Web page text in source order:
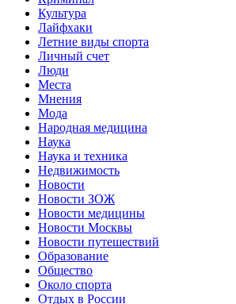
Культура
Лайфхаки
Летние виды спорта
Личный счет
Люди
Места
Мнения
Мода
Народная медицина
Наука
Наука и техника
Недвижимость
Новости
Новости ЗОЖ
Новости медицины
Новости Москвы
Новости путешествий
Образование
Общество
Около спорта
Отдых в России